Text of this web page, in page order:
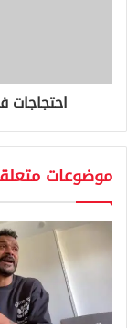
احتجاجات
موضوعات